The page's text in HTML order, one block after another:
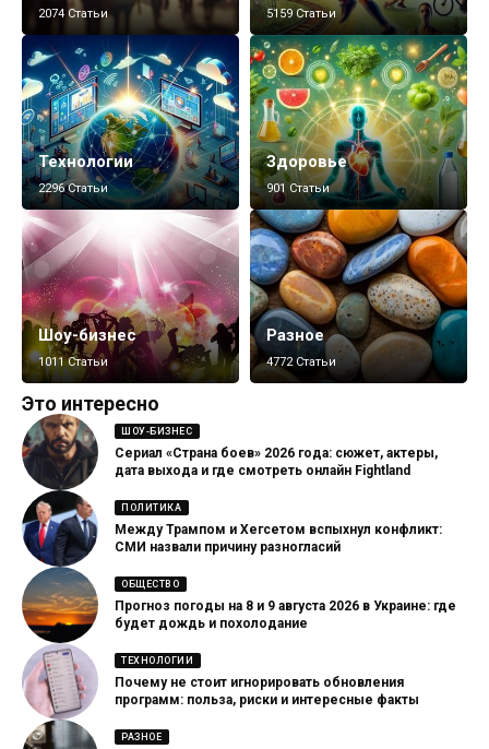
2074 Статьи 5159 Статьи
Технологии
2296 Статьи
Здоровье
901 Статьи
Шоу-бизнес
1011 Статьи
Разное
4772 Статьи
Это интересно
ШОУ-БИЗНЕС
Сериал «Страна боев» 2026 года: сюжет, актеры,
дата выхода и где смотреть онлайн Fightland
ПОЛИТИКА
Между Трампом и Хегсетом вспыхнул конфликт:
СМИ назвали причину разногласий
ОБЩЕСТВО
Прогноз погоды на 8 и 9 августа 2026 в Украине: где
будет дождь и похолодание
ТЕХНОЛОГИИ
Почему не стоит игнорировать обновления
программ: польза, риски и интересные факты
РАЗНОЕ